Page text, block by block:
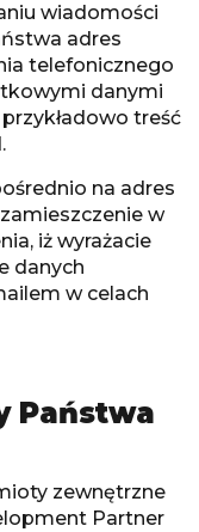
wiadomości
adres
telefonicznego
danymi
treść
na adres
w
iż wyrażacie
danych
w celach
Państwa
zewnętrzne
Partner